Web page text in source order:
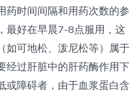
药时间间隔和用药次数的参
最好在早晨7-8点服用，这
如可地松、泼尼松等）属于
经过肝脏中的肝药酶作用下
或障碍者，由于血浆蛋白含